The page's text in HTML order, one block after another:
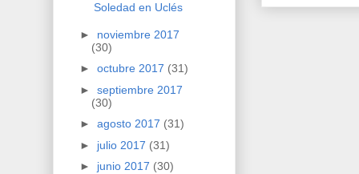
Soledad en Uclés
► noviembre 2017
(30)
► octubre 2017 (31)
► septiembre 2017
(30)
► agosto 2017 (31)
► julio 2017 (31)
► junio 2017 (30)